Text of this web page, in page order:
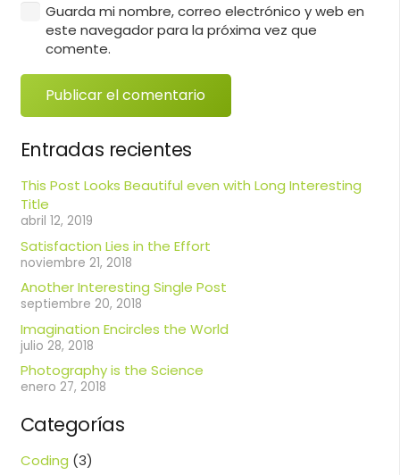
Guarda mi nombre, correo electrónico y web en
este navegador para la próxima vez que
comente.
Publicar el comentario
Entradas recientes
This Post Looks Beautiful even with Long Interesting
Title
abril 12, 2019
Satisfaction Lies in the Effort
noviembre 21, 2018
Another Interesting Single Post
septiembre 20, 2018
Imagination Encircles the World
julio 28, 2018
Photography is the Science
enero 27, 2018
Categorías
Coding (3)